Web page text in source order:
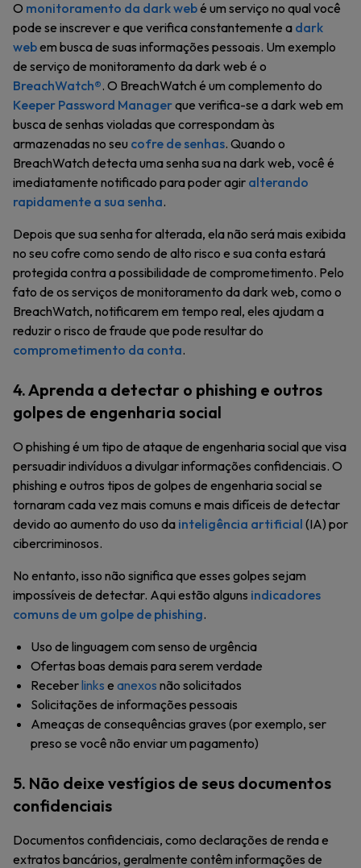
O monitoramento da dark webé um serviço no qual você
pode se inscrever e que verifica constantemente a dark
webem busca de suas informações pessoais. Um exemplo
de serviço de monitoramento da dark web é o
BreachWatch®. O BreachWatch é um complemento do
Keeper Password Managerque verifica-se a dark web em
busca de senhas violadas que correspondam às
armazenadas no seu cofre de senhas. Quando o
BreachWatch detecta uma senha sua na dark web, você é
imediatamente notificado para poder agir alterando
rapidamente a sua senha.
Depois que sua senha for alterada, ela não será mais exibida
no seu cofre como sendo de alto risco e sua conta estará
protegida contra a possibilidade de comprometimento. Pelo
fato de os serviços de monitoramento da dark web, como o
BreachWatch, notificarem em tempo real, eles ajudam a
reduzir o risco de fraude que pode resultar do
comprometimento da conta.
4. Aprenda a detectar o phishing e outros
golpes de engenharia social
O phishing é um tipo de ataque de engenharia social que visa
persuadir indivíduos a divulgar informações confidenciais. O
phishing e outros tipos de golpes de engenharia social se
tornaram cada vez mais comuns e mais difíceis de detectar
devido ao aumento do uso da inteligência artificial (IA) por
cibercriminosos.
No entanto, isso não significa que esses golpes sejam
impossíveis de detectar. Aqui estão alguns indicadores
comuns de um golpe de phishing.
Uso de linguagem com senso de urgência
Ofertas boas demais para serem verdade
Receberlinks e anexos não solicitados
Solicitações de informações pessoais
Ameaças de consequências graves (por exemplo, ser
preso se você não enviar um pagamento)
5. Não deixe vestígios de seus documentos
confidenciais
Documentos confidenciais, como declarações de renda e
extratos bancários, geralmente contêm informações de